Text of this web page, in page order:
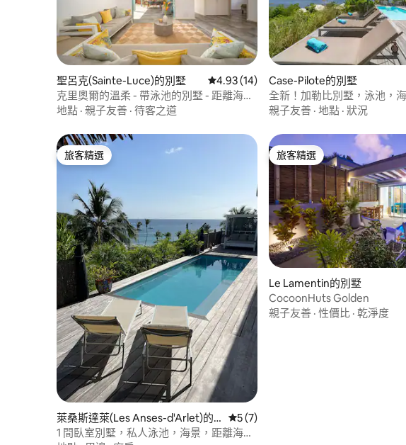
聖呂克(Sainte-Luce)的別墅 從 14 則評價中獲得 4.93 的平均評分（滿
4.93 (14)
克里奧爾的溫柔 - 帶泳池的別墅 - 距離海灘
300 公尺
地點 · 親子友善 · 待客之道
Case-Pilote的別墅
全新！加勒比別墅，泳池，
親子友善 · 地點 · 狀況
旅客精選
旅客精選
萊桑斯達萊(Les Anses-d'Arlet)的
別墅
從 7 則評價中獲得 5 的平均評分（滿分
5 (7)
1 間臥室別墅，私人泳池，海景，距離海灘
旅客精選
旅客精選
Le Lamentin的別墅
CocoonHuts Golden
親子友善 · 性價比 · 乾淨度